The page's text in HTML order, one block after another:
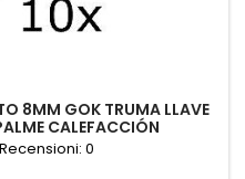
8MM GOK TRUMA LLAVE
CALEFACCIÓN
Recensioni: 0